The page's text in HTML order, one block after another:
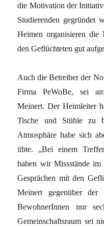
die Motivation der
Studierenden gegründet
Heimen organisieren die
den Geflüchteten gut
Auch die Betreiber der
Firma PeWoBe, sei
Meinert. Der Heimleiter
Tische und Stühle zu
Atmosphäre habe sich
übte. „Bei einem
haben wir Missstände
Gesprächen mit den
Meinert gegenüber
BewohnerInnen nur
Gemeinschaftsraum sei